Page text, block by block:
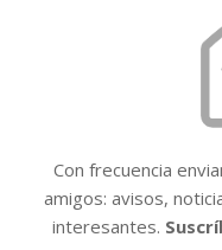
Con frecuencia
amigos: avisos,
interesantes.